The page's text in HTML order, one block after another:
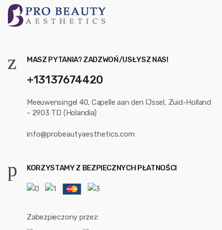
MASZ PYTANIA? ZADZWOŃ/USŁYSZ NAS!
+13137674420
Meeuwensingel 40, Capelle aan den IJssel, Zuid-Holland
- 2903 TD (Holandia)
info@probeautyaesthetics.com
KORZYSTAMY Z BEZPIECZNYCH PŁATNOŚCI
Zabezpieczony przez: